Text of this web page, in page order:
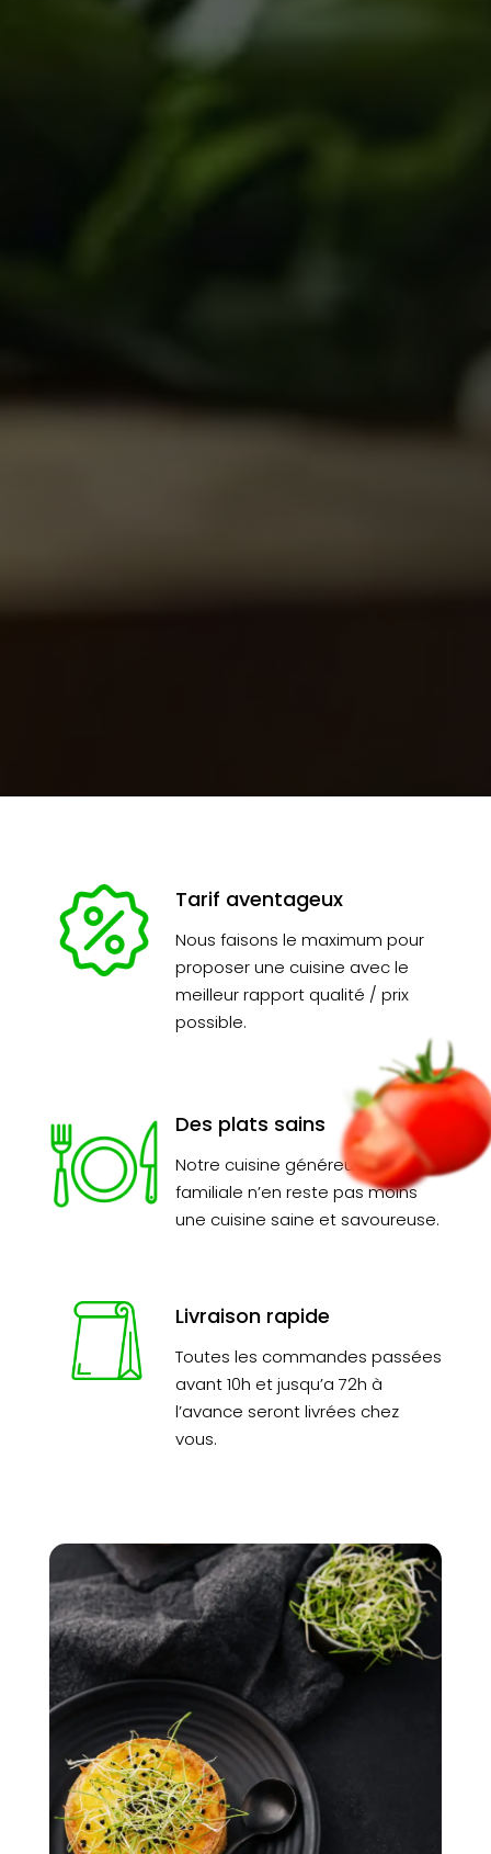
Tarif aventageux
Nous faisons le maximum pour
proposer une cuisine avec le
meilleur rapport qualité / prix
possible.
Des plats sains
Notre cuisine généreuse et
familiale n’en reste pas moins
une cuisine saine et savoureuse.
Livraison rapide
Toutes les commandes passées
avant 10h et jusqu’a 72h à
l’avance seront livrées chez
vous.